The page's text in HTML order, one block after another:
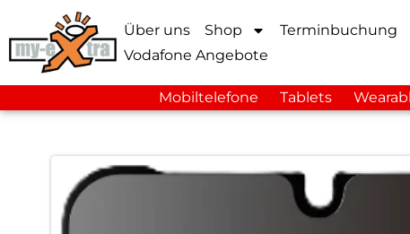
Über uns Shop Terminbuchung
Vodafone Angebote
Mobiltelefone Tablets